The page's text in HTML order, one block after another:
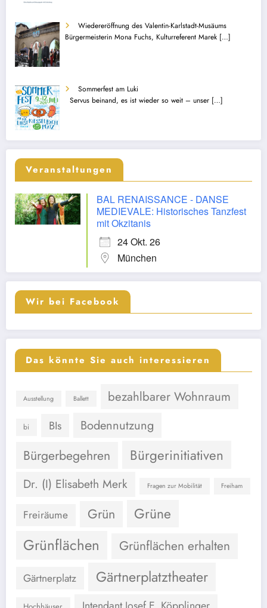
Wiedereröffnung des Valentin-Karlstadt-Musäums
Bürgermeisterin Mona Fuchs, Kulturreferent Marek […]
Sommerfest am Luki
Servus beinand, es ist wieder so weit – unser […]
Veranstaltungen
BAL RENAISSANCE - DANSE
MEDIEVALE: Historisches Tanzfest
mit Okzitanis
24 Okt. 26
München
Wir bei Facebook
Das könnte Sie auch interessieren
Ausstellung Ballett bezahlbarer Wohnraum
bi BIs Bodennutzung
Bürgerbegehren Bürgerinitiativen
Dr. (I) Elisabeth Merk Fragen zur Mobilität Freiham
Freiräume Grün Grüne
Grünflächen Grünflächen erhalten
Gärtnerplatz Gärtnerplatztheater